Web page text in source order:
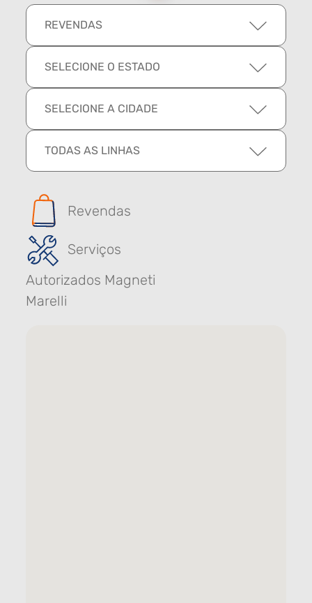
REVENDAS
SELECIONE O ESTADO
SELECIONE A CIDADE
TODAS AS LINHAS
Revendas
Serviços
Autorizados Magneti
Marelli